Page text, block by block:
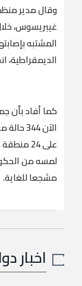
وقال مدير
غيبريسوس،
المشتبه
كما أفاد بأن
على 24
لمسه من
مشجعا للغاية.
اخبار